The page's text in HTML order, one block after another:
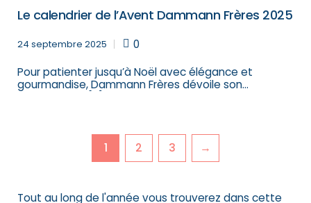
Le calendrier de l’Avent Dammann Frères 2025
24 septembre 2025
0
Pour patienter jusqu’à Noël avec élégance et
gourmandise, Dammann Frères dévoile son
1 2 3 →
Tout au long de l'année vous trouverez dans cette